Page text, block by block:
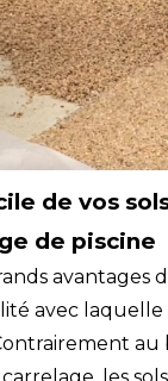
de vos
de piscine
avantages
avec
au